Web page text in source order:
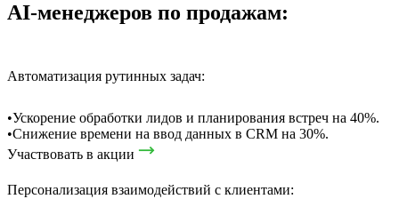
AI-менеджеров по продажам:
Автоматизация рутинных задач:
•Ускорение обработки лидов и планирования встреч на 40%.
•Снижение времени на ввод данных в CRM на 30%.
Участвовать в акции
Персонализация взаимодействий с клиентами: